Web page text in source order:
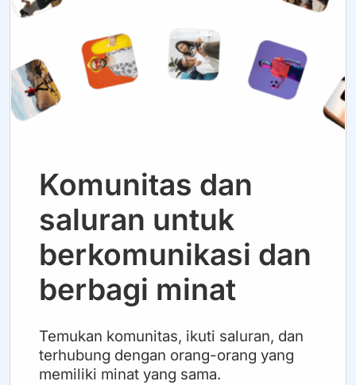
Komunitas dan
saluran untuk
berkomunikasi dan
berbagi minat
Temukan komunitas, ikuti saluran, dan
terhubung dengan orang-orang yang
memiliki minat yang sama.